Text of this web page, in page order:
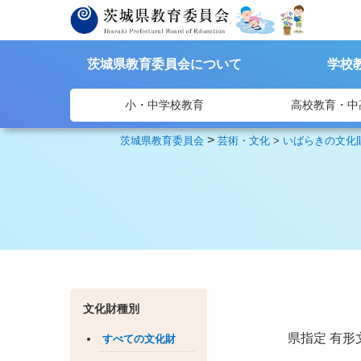
茨城県教育委員会について 学校
小・中学校教育 高校教育・
茨城県教育委員会 >芸術・文化 > いばらきの文化
文化財種別
すべての文化財 県指定 有形